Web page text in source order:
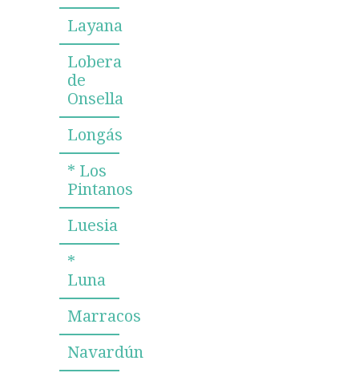
Layana
Lobera
de
Onsella
Longás
* Los
Pintanos
Luesia
*
Luna
Marracos
Navardún